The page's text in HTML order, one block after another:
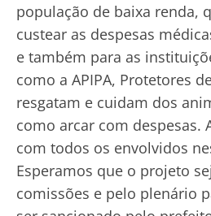
população de baixa renda,
custear as despesas
e também para as
como a APIPA, Protetores
resgatam e cuidam dos
como arcar com despesas.
com todos os envolvidos
Esperamos que o projeto
comissões e pelo plenário